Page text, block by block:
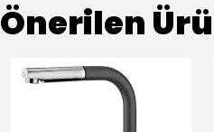
Önerilen